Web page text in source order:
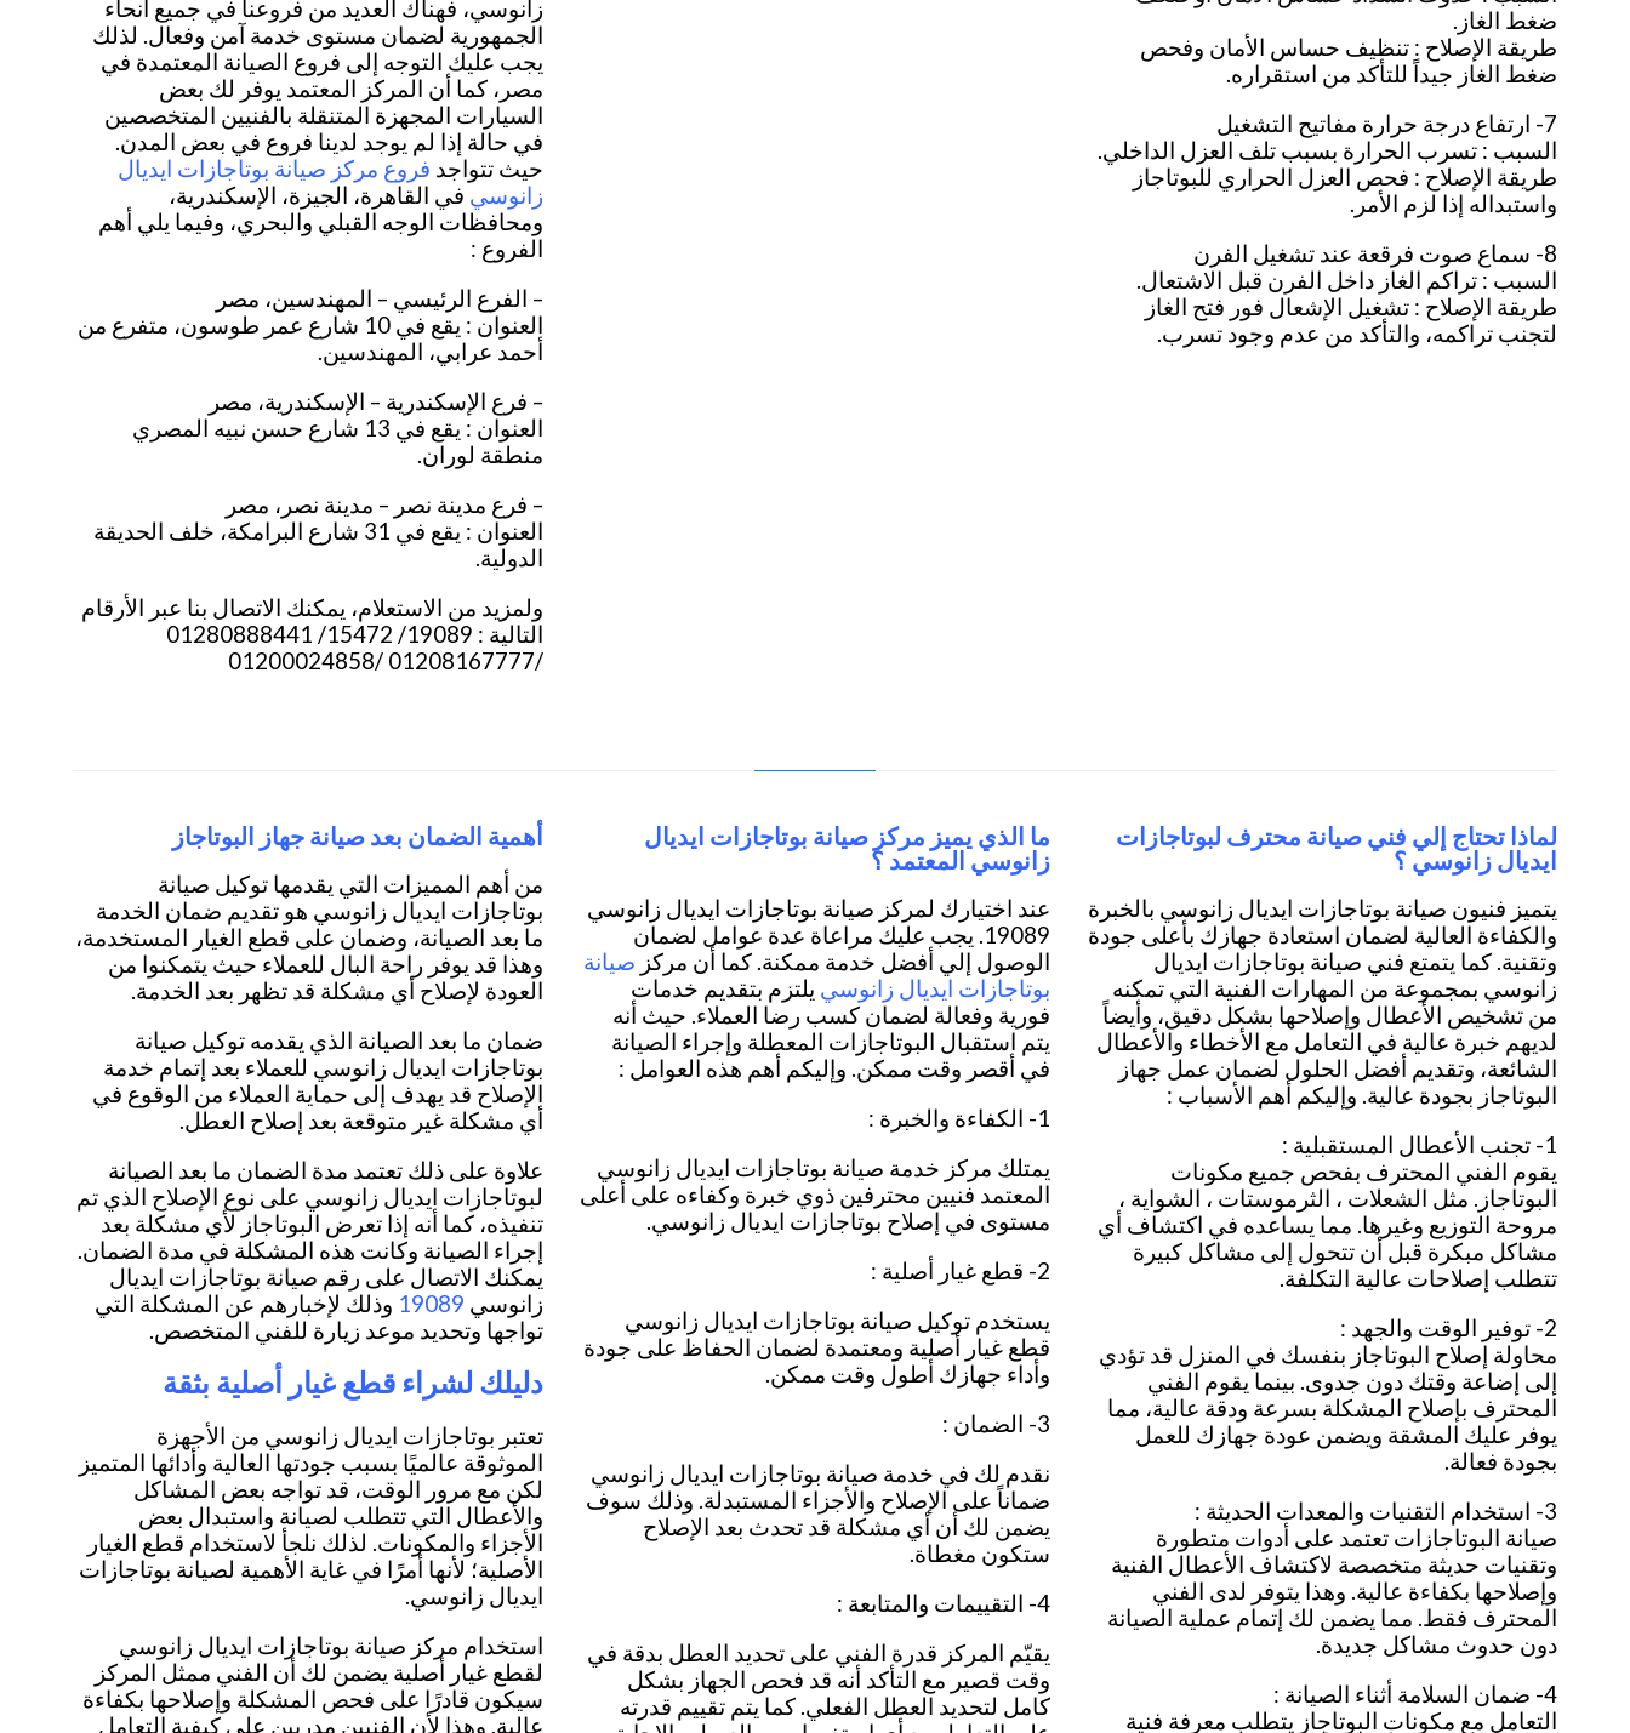
زانوسي، فهناك العديد من فروعنا في جميع أنحاء
الجمهورية لضمان مستوى خدمة آمن وفعال. لذلك
يجب عليك التوجه إلى فروع الصيانة المعتمدة في
مصر، كما أن المركز المعتمد يوفر لك بعض
السيارات المجهزة المتنقلة بالفنيين المتخصصين
في حالة إذا لم يوجد لدينا فروع في بعض المدن.
حيث تتواجد فروع مركز صيانة بوتاجازات ايديال
زانوسي في القاهرة، الجيزة، الإسكندرية،
ومحافظات الوجه القبلي والبحري، وفيما يلي أهم
الفروع :
– الفرع الرئيسي – المهندسين، مصر
العنوان : يقع في 10 شارع عمر طوسون، متفرع من
أحمد عرابي، المهندسين.
– فرع الإسكندرية – الإسكندرية، مصر
العنوان : يقع في 13 شارع حسن نبيه المصري
منطقة لوران.
– فرع مدينة نصر – مدينة نصر، مصر
العنوان : يقع في 31 شارع البرامكة، خلف الحديقة
الدولية.
ولمزيد من الاستعلام، يمكنك الاتصال بنا عبر الأرقام
التالية : 19089/ 15472/ 01280888441
/01208167777 /01200024858
ضغط الغاز.
طريقة الإصلاح : تنظيف حساس الأمان وفحص
ضغط الغاز جيداً للتأكد من استقراره.
7- ارتفاع درجة حرارة مفاتيح التشغيل
السبب : تسرب الحرارة بسبب تلف العزل الداخلي.
طريقة الإصلاح : فحص العزل الحراري للبوتاجاز
واستبداله إذا لزم الأمر.
8- سماع صوت فرقعة عند تشغيل الفرن
السبب : تراكم الغاز داخل الفرن قبل الاشتعال.
طريقة الإصلاح : تشغيل الإشعال فور فتح الغاز
لتجنب تراكمه، والتأكد من عدم وجود تسرب.
أهمية الضمان بعد صيانة جهاز البوتاجاز
من أهم المميزات التي يقدمها توكيل صيانة
بوتاجازات ايديال زانوسي هو تقديم ضمان الخدمة
ما بعد الصيانة، وضمان على قطع الغيار المستخدمة،
وهذا قد يوفر راحة البال للعملاء حيث يتمكنوا من
العودة لإصلاح أي مشكلة قد تظهر بعد الخدمة.
ضمان ما بعد الصيانة الذي يقدمه توكيل صيانة
بوتاجازات ايديال زانوسي للعملاء بعد إتمام خدمة
الإصلاح قد يهدف إلى حماية العملاء من الوقوع في
أي مشكلة غير متوقعة بعد إصلاح العطل.
علاوة على ذلك تعتمد مدة الضمان ما بعد الصيانة
لبوتاجازات ايديال زانوسي على نوع الإصلاح الذي تم
تنفيذه، كما أنه إذا تعرض البوتاجاز لأي مشكلة بعد
إجراء الصيانة وكانت هذه المشكلة في مدة الضمان.
يمكنك الاتصال على رقم صيانة بوتاجازات ايديال
زانوسي 19089 وذلك لإخبارهم عن المشكلة التي
تواجها وتحديد موعد زيارة للفني المتخصص.
دليلك لشراء قطع غيار أصلية بثقة
تعتبر بوتاجازات ايديال زانوسي من الأجهزة
الموثوقة عالميًا بسبب جودتها العالية وأدائها المتميز
لكن مع مرور الوقت، قد تواجه بعض المشاكل
والأعطال التي تتطلب لصيانة واستبدال بعض
الأجزاء والمكونات. لذلك نلجأ لاستخدام قطع الغيار
الأصلية؛ لأنها أمرًا في غاية الأهمية لصيانة بوتاجازات
ايديال زانوسي.
استخدام مركز صيانة بوتاجازات ايديال زانوسي
لقطع غيار أصلية يضمن لك أن الفني ممثل المركز
سيكون قادرًا على فحص المشكلة وإصلاحها بكفاءة
عالية. وهذا لأن الفنيين مدربين على كيفية التعامل
ما الذي يميز مركز صيانة بوتاجازات ايديال
زانوسي المعتمد ؟
عند اختيارك لمركز صيانة بوتاجازات ايديال زانوسي
19089. يجب عليك مراعاة عدة عوامل لضمان
الوصول إلي أفضل خدمة ممكنة. كما أن مركز صيانة
بوتاجازات ايديال زانوسي يلتزم بتقديم خدمات
فورية وفعالة لضمان كسب رضا العملاء. حيث أنه
يتم استقبال البوتاجازات المعطلة وإجراء الصيانة
في أقصر وقت ممكن. وإليكم أهم هذه العوامل :
1- الكفاءة والخبرة :
يمتلك مركز خدمة صيانة بوتاجازات ايديال زانوسي
المعتمد فنيين محترفين ذوي خبرة وكفاءه على أعلى
مستوى في إصلاح بوتاجازات ايديال زانوسي.
2- قطع غيار أصلية :
يستخدم توكيل صيانة بوتاجازات ايديال زانوسي
قطع غيار أصلية ومعتمدة لضمان الحفاظ على جودة
وأداء جهازك أطول وقت ممكن.
3- الضمان :
نقدم لك في خدمة صيانة بوتاجازات ايديال زانوسي
ضماناً على الإصلاح والأجزاء المستبدلة. وذلك سوف
يضمن لك أن أي مشكلة قد تحدث بعد الإصلاح
ستكون مغطاة.
4- التقييمات والمتابعة :
يقيّم المركز قدرة الفني على تحديد العطل بدقة في
وقت قصير مع التأكد أنه قد فحص الجهاز بشكل
كامل لتحديد العطل الفعلي. كما يتم تقييم قدرته
لماذا تحتاج إلي فني صيانة محترف لبوتاجازات
ايديال زانوسي ؟
يتميز فنيون صيانة بوتاجازات ايديال زانوسي بالخبرة
والكفاءة العالية لضمان استعادة جهازك بأعلى جودة
وتقنية. كما يتمتع فني صيانة بوتاجازات ايديال
زانوسي بمجموعة من المهارات الفنية التي تمكنه
من تشخيص الأعطال وإصلاحها بشكل دقيق، وأيضاً
لديهم خبرة عالية في التعامل مع الأخطاء والأعطال
الشائعة، وتقديم أفضل الحلول لضمان عمل جهاز
البوتاجاز بجودة عالية. وإليكم أهم الأسباب :
1- تجنب الأعطال المستقبلية :
يقوم الفني المحترف بفحص جميع مكونات
البوتاجاز. مثل الشعلات ، الثرموستات ، الشواية ،
مروحة التوزيع وغيرها. مما يساعده في اكتشاف أي
مشاكل مبكرة قبل أن تتحول إلى مشاكل كبيرة
تتطلب إصلاحات عالية التكلفة.
2- توفير الوقت والجهد :
محاولة إصلاح البوتاجاز بنفسك في المنزل قد تؤدي
إلى إضاعة وقتك دون جدوى. بينما يقوم الفني
المحترف بإصلاح المشكلة بسرعة ودقة عالية، مما
يوفر عليك المشقة ويضمن عودة جهازك للعمل
بجودة فعالة.
3- استخدام التقنيات والمعدات الحديثة :
صيانة البوتاجازات تعتمد على أدوات متطورة
وتقنيات حديثة متخصصة لاكتشاف الأعطال الفنية
وإصلاحها بكفاءة عالية. وهذا يتوفر لدى الفني
المحترف فقط. مما يضمن لك إتمام عملية الصيانة
دون حدوث مشاكل جديدة.
4- ضمان السلامة أثناء الصيانة :
التعامل مع مكونات البوتاجاز يتطلب معرفة فنية